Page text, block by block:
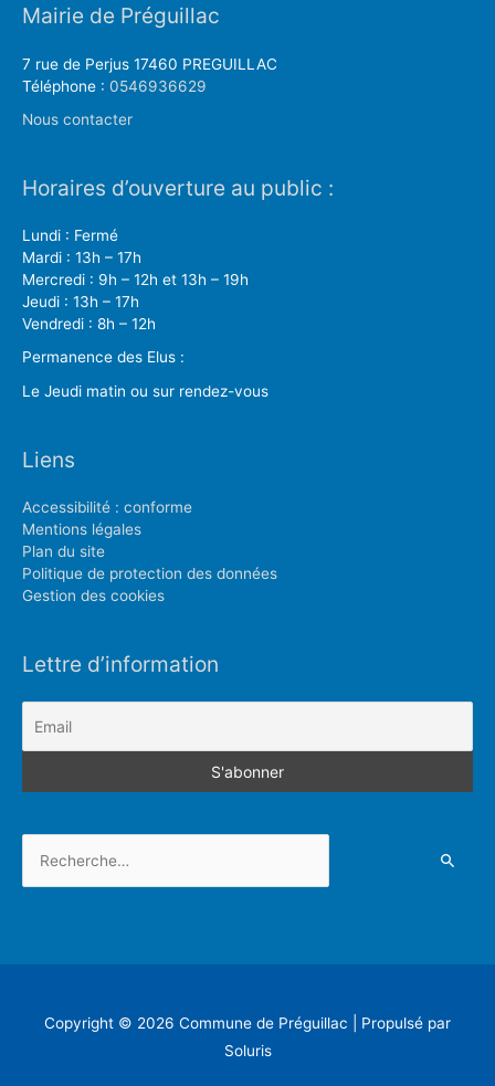
Mairie de Préguillac
7 rue de Perjus 17460 PREGUILLAC
Téléphone : 0546936629
Nous contacter
Horaires d’ouverture au public :
Lundi : Fermé
Mardi : 13h – 17h
Mercredi : 9h – 12h et 13h – 19h
Jeudi : 13h – 17h
Vendredi : 8h – 12h
Permanence des Elus :
Le Jeudi matin ou sur rendez-vous
Liens
Accessibilité : conforme
Mentions légales
Plan du site
Politique de protection des données
Gestion des cookies
Lettre d’information
Copyright © 2026 Commune de Préguillac | Propulsé par
Soluris